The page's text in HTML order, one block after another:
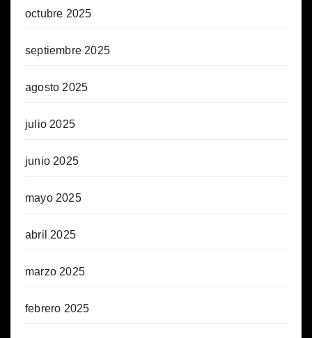
octubre 2025
septiembre 2025
agosto 2025
julio 2025
junio 2025
mayo 2025
abril 2025
marzo 2025
febrero 2025